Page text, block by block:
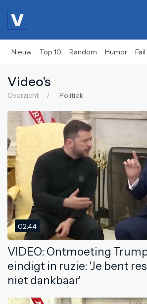
Nieuw Top 10 Random Humor Fail
Video's
Overzicht Politiek
02:44
VIDEO: Ontmoeting
eindigt in ruzie: 'Je bent
niet dankbaar'